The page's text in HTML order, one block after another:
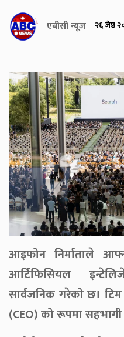
एबीसी न्यूज २६ जेष्ठ
आइफोन निर्माताले
आर्टिफिसियल
सार्वजनिक गरेको छ।
(CEO) को रूपमा